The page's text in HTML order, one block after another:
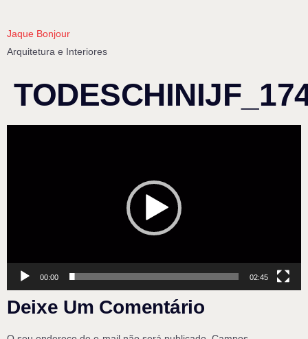
Jaque Bonjour
Arquitetura e Interiores
00:00 02:45
Deixe Um Comentário